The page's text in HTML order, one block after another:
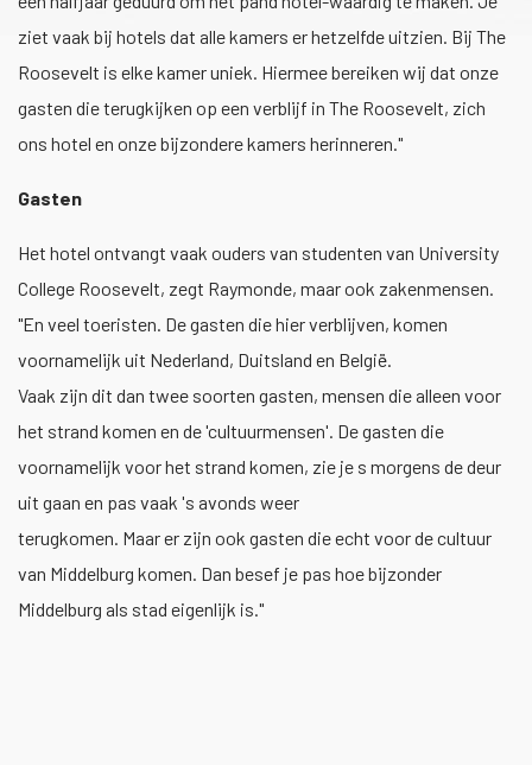
ziet vaak bij hotels dat alle kamers er hetzelfde uitzien. Bij The
Roosevelt is elke kamer uniek. Hiermee bereiken wij dat onze
gasten die terugkijken op een verblijf in The Roosevelt, zich
ons hotel en onze bijzondere kamers herinneren."
Gasten
Het hotel ontvangt vaak ouders van studenten van University
College Roosevelt, zegt Raymonde, maar ook zakenmensen.
"En veel toeristen. De gasten die hier verblijven, komen
voornamelijk uit Nederland, Duitsland en België.
Vaak zijn dit dan twee soorten gasten, mensen die alleen voor
het strand komen en de 'cultuurmensen'. De gasten die
voornamelijk voor het strand komen, zie je s morgens de deur
uit gaan en pas vaak 's avonds weer
terugkomen. Maar er zijn ook gasten die echt voor de cultuur
van Middelburg komen. Dan besef je pas hoe bijzonder
Middelburg als stad eigenlijk is."